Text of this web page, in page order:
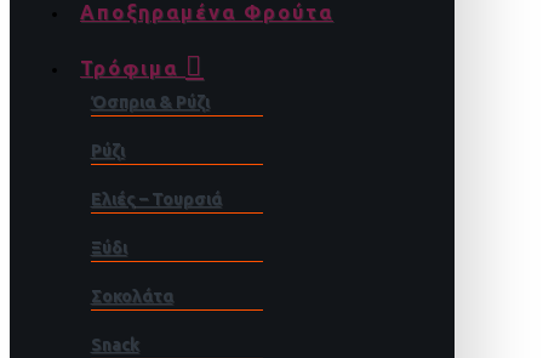
Αποξηραμένα Φρούτα
Τρόφιμα
Όσπρια & Ρύζι
Ρύζι
Ελιές – Τουρσιά
Ξύδι
Σοκολάτα
Snack